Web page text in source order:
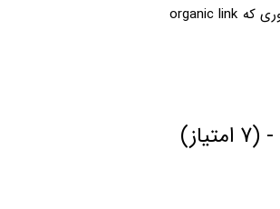
غیر اورگانیک کاملا مخالف است، باید به طوری این لینکها در سایت های دیگر قرار داده شود به طوری که organic link